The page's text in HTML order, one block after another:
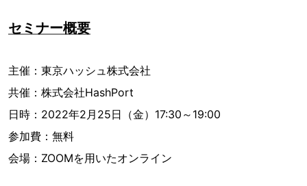
セミナー概要
主催：東京ハッシュ株式会社
共催：株式会社HashPort
日時：2022年2月25日（金）17:30～19:00
参加費：無料
会場：ZOOMを用いたオンライン